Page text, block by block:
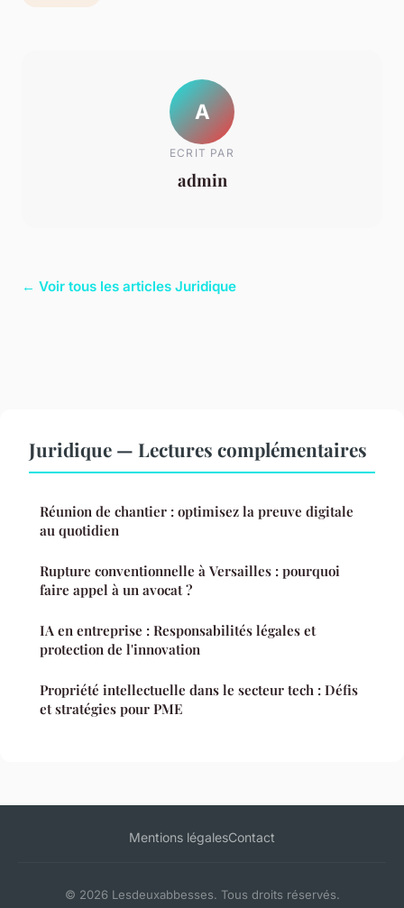
A
ECRIT PAR
admin
← Voir tous les articles Juridique
Juridique — Lectures complémentaires
Réunion de chantier : optimisez la preuve digitale
au quotidien
Rupture conventionnelle à Versailles : pourquoi
faire appel à un avocat ?
IA en entreprise : Responsabilités légales et
protection de l'innovation
Propriété intellectuelle dans le secteur tech : Défis
et stratégies pour PME
Mentions légalesContact
© 2026 Lesdeuxabbesses. Tous droits réservés.